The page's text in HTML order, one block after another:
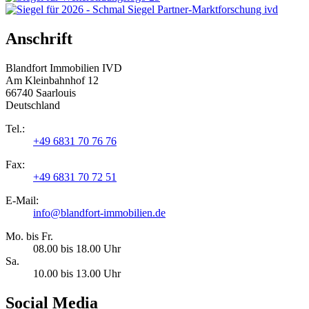
Anschrift
Blandfort Immobilien IVD
Am Kleinbahnhof 12
66740 Saarlouis
Deutschland
Tel.:
+49 6831 70 76 76
Fax:
+49 6831 70 72 51
E-Mail:
info@blandfort-immobilien.de
Mo. bis Fr.
08.00 bis 18.00 Uhr
Sa.
10.00 bis 13.00 Uhr
Social Media